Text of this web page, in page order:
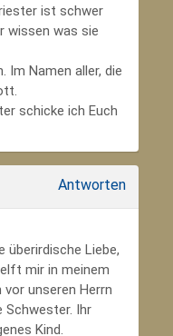
ist schwer
wissen was sie
Im Namen aller, die
schicke ich Euch
Antworten
Liebe,
mir in meinem
vor unseren Herrn
Ihr
Kind.